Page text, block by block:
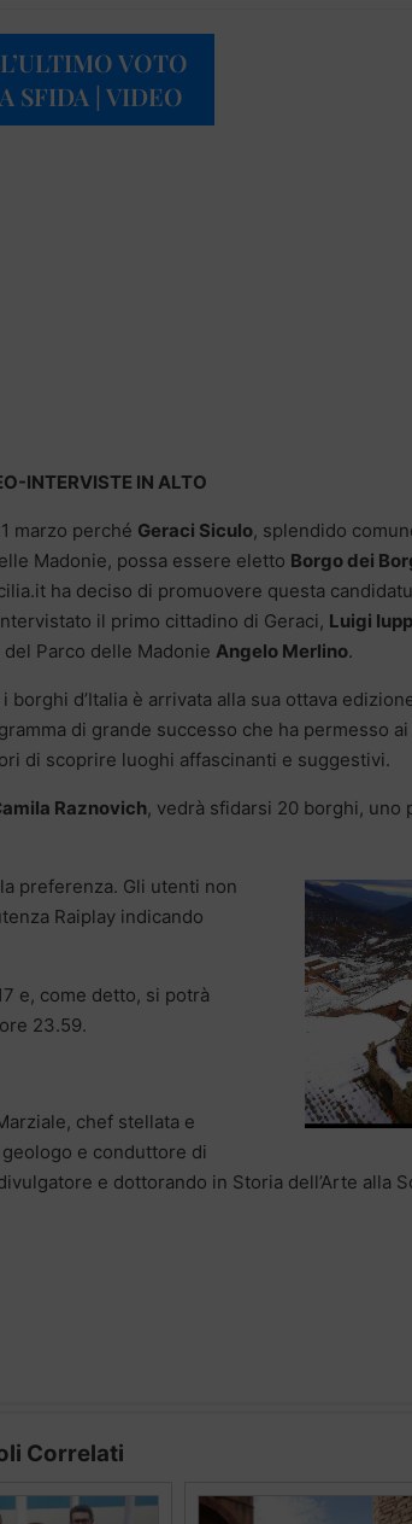
VOTO
SFIDA | VIDEO
INTERVISTE IN ALTO
marzo perché Geraci Siculo, splendido
Madonie, possa essere eletto Borgo dei
ha deciso di promuovere questa
il primo cittadino di Geraci, Luigi
Parco delle Madonie Angelo Merlino.
borghi d’Italia è arrivata alla sua ottava
di grande successo che ha permesso ai
di scoprire luoghi affascinanti e suggestivi.
Raznovich, vedrà sfidarsi 20 borghi, uno
preferenza. Gli utenti non
Raiplay indicando
e, come detto, si potrà
23.59.
chef stellata e
e conduttore di
e dottorando in Storia dell’Arte alla
Correlati